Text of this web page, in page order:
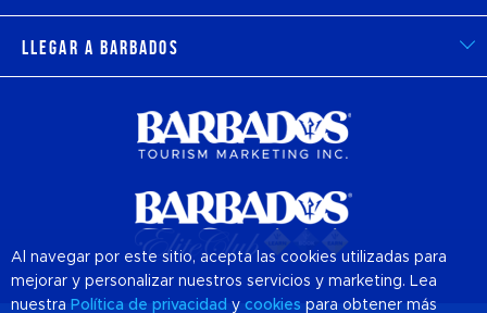
Llegar a Barbados
Al navegar por este sitio, acepta las cookies utilizadas para
mejorar y personalizar nuestros servicios y marketing. Lea
nuestra Política de privacidad y cookies para obtener más